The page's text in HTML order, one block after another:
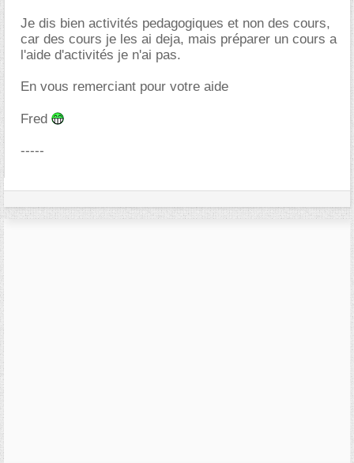
Je dis bien activités pedagogiques et non des cours,
car des cours je les ai deja, mais préparer un cours a
l'aide d'activités je n'ai pas.
En vous remerciant pour votre aide
Fred
-----